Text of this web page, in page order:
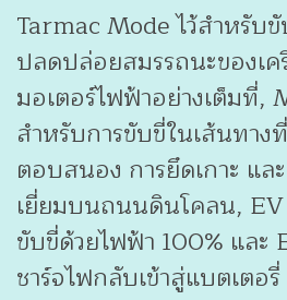
Tarmac Mode ไว้สำหรับ
ปลดปล่อยสมรรถนะของเ
มอเตอร์ไฟฟ้าอย่างเต็มที่,
สำหรับการขับขี่ในเส้นทาง
ตอบสนอง การยึดเกาะ แ
เยี่ยมบนถนนดินโคลน,
ขับขี่ด้วยไฟฟ้า 100% และ
ชาร์จไฟกลับเข้าสู่แบตเตอรี่